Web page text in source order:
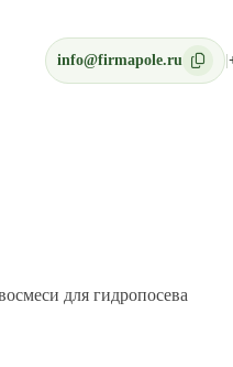
info@firmapole.ru |
для гидропосева